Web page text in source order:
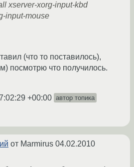
xserver-xorg-input-kbd
input-mouse
(что то поставилось),
посмотрю что получилось.
+00:00 автор топика
от Marmirus 04.02.2010